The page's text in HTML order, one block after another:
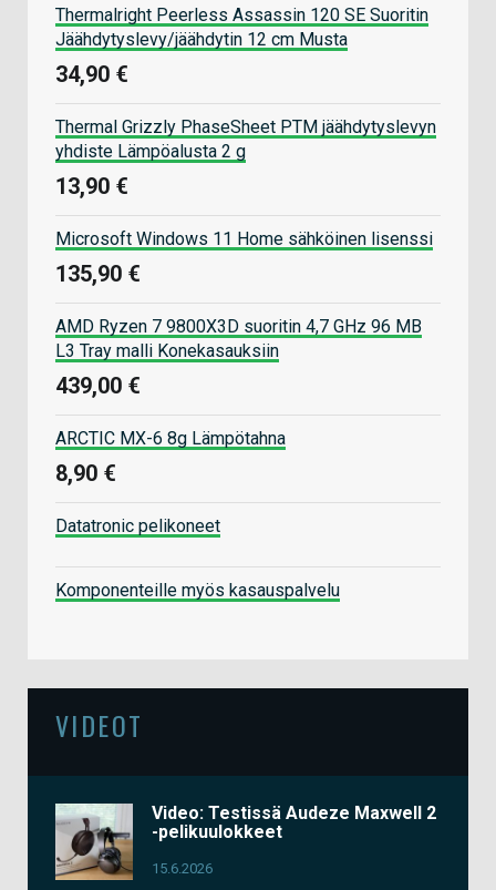
Thermalright Peerless Assassin 120 SE Suoritin
Jäähdytyslevy/jäähdytin 12 cm Musta
34,90 €
Thermal Grizzly PhaseSheet PTM jäähdytyslevyn
yhdiste Lämpöalusta 2 g
13,90 €
Microsoft Windows 11 Home sähköinen lisenssi
135,90 €
AMD Ryzen 7 9800X3D suoritin 4,7 GHz 96 MB
L3 Tray malli Konekasauksiin
439,00 €
ARCTIC MX-6 8g Lämpötahna
8,90 €
Datatronic pelikoneet
Komponenteille myös kasauspalvelu
VIDEOT
Video: Testissä Audeze Maxwell 2
-pelikuulokkeet
15.6.2026